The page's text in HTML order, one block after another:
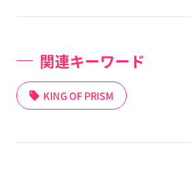
関連キーワード
KING OF PRISM